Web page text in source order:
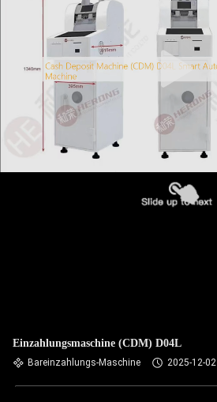
Einzahlungsmaschine (CDM) D04L
Bareinzahlungs-Maschine 2025-12-02